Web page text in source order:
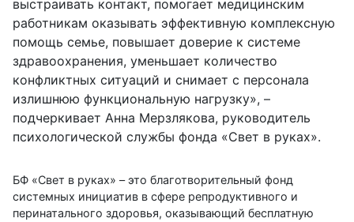
выстраивать контакт, помогает медицинским
работникам оказывать эффективную комплексную
помощь семье, повышает доверие к системе
здравоохранения, уменьшает количество
конфликтных ситуаций и снимает с персонала
излишнюю функциональную нагрузку», –
подчеркивает Анна Мерзлякова, руководитель
психологической службы фонда «Свет в руках».
БФ «Свет в руках» – это благотворительный фонд
системных инициатив в сфере репродуктивного и
перинатального здоровья, оказывающий бесплатную